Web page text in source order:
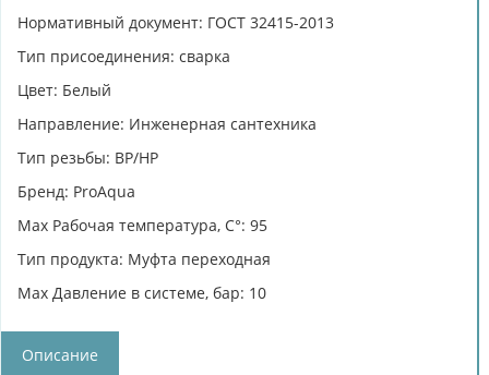
Нормативный документ: ГОСТ 32415-2013
Тип присоединения: сварка
Цвет: Белый
Направление: Инженерная сантехника
Тип резьбы: ВР/НР
Бренд: ProAqua
Max Рабочая температура, C°: 95
Тип продукта: Муфта переходная
Max Давление в системе, бар: 10
Описание